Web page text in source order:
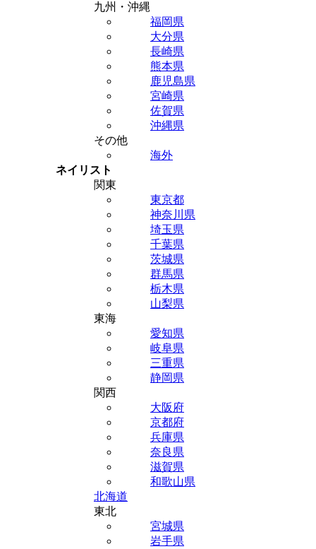
九州・沖縄
福岡県
大分県
長崎県
熊本県
鹿児島県
宮崎県
佐賀県
沖縄県
その他
海外
ネイリスト
関東
東京都
神奈川県
埼玉県
千葉県
茨城県
群馬県
栃木県
山梨県
東海
愛知県
岐阜県
三重県
静岡県
関西
大阪府
京都府
兵庫県
奈良県
滋賀県
和歌山県
北海道
東北
宮城県
岩手県